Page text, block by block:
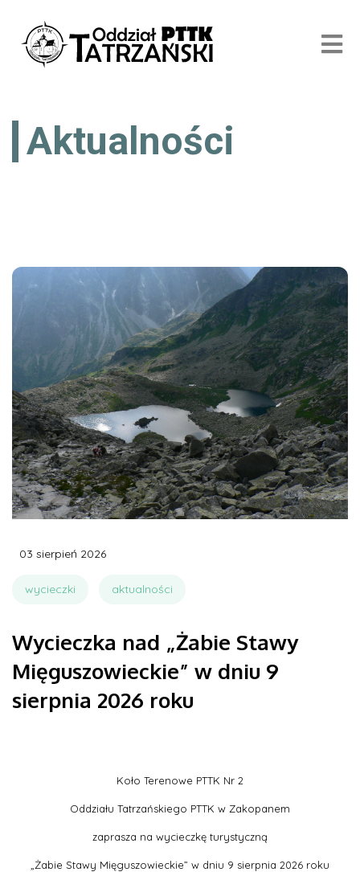
Aktualności
03 sierpień 2026
wycieczki aktualności
Wycieczka nad „Żabie Stawy
Mięguszowieckie” w dniu 9
sierpnia 2026 roku
Koło Terenowe PTTK Nr 2
Oddziału Tatrzańskiego PTTK w Zakopanem
zaprasza na wycieczkę turystyczną
„Żabie Stawy Mięguszowieckie” w dniu 9 sierpnia 2026 roku